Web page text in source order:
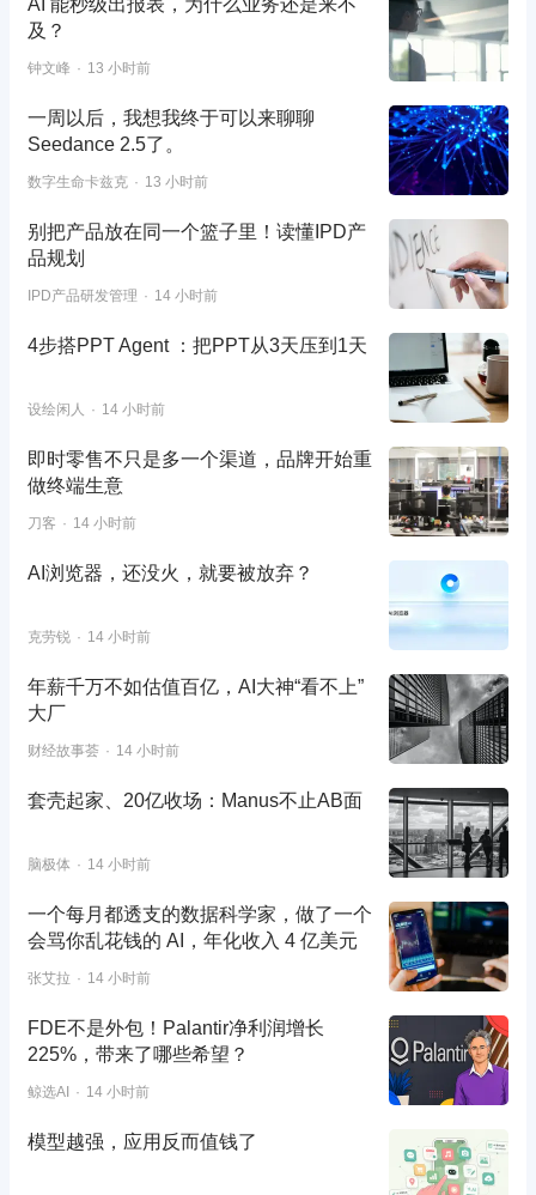
AI 能秒级出报表，为什么业务还是来不
及？
钟文峰 13 小时前
一周以后，我想我终于可以来聊聊
Seedance 2.5了。
数字生命卡兹克 13 小时前
别把产品放在同一个篮子里！读懂IPD产
品规划
IPD产品研发管理 14 小时前
4步搭PPT Agent ：把PPT从3天压到1天
设绘闲人 14 小时前
即时零售不只是多一个渠道，品牌开始重
做终端生意
刀客 14 小时前
AI浏览器，还没火，就要被放弃？
克劳锐 14 小时前
年薪千万不如估值百亿，AI大神“看不上”
大厂
财经故事荟 14 小时前
套壳起家、20亿收场：Manus不止AB面
脑极体 14 小时前
一个每月都透支的数据科学家，做了一个
会骂你乱花钱的 AI，年化收入 4 亿美元
张艾拉 14 小时前
FDE不是外包！Palantir净利润增长
225%，带来了哪些希望？
鲸选AI 14 小时前
模型越强，应用反而值钱了